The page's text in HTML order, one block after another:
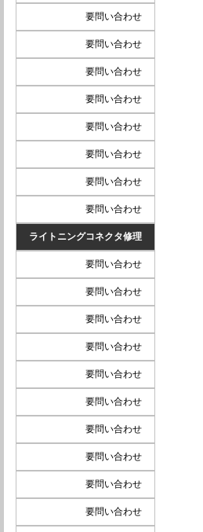
要問い合わせ
要問い合わせ
要問い合わせ
要問い合わせ
要問い合わせ
要問い合わせ
要問い合わせ
要問い合わせ
ライトニングコネクタ修理
要問い合わせ
要問い合わせ
要問い合わせ
要問い合わせ
要問い合わせ
要問い合わせ
要問い合わせ
要問い合わせ
要問い合わせ
要問い合わせ